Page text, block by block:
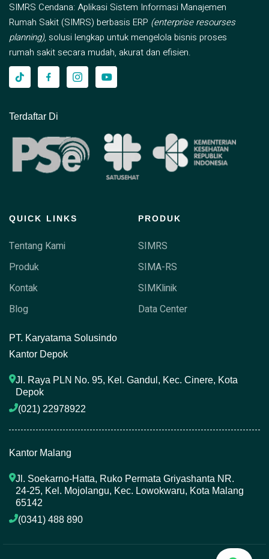
SIMRS Cendana: Aplikasi Sistem Informasi Manajemen
Rumah Sakit (SIMRS) berbasis ERP (enterprise resourses
planning), solusi lengkap untuk mengelola bisnis proses
rumah sakit secara mudah, akurat dan efisien.
Terdaftar Di
QUICK LINKS
Tentang Kami
Produk
Kontak
Blog
PRODUK
SIMRS
SIMA-RS
SIMKlinik
Data Center
PT. Karyatama Solusindo
Kantor Depok
Jl. Raya PLN No. 95, Kel. Gandul, Kec. Cinere, Kota
Depok
(021) 22978922
Kantor Malang
Jl. Soekarno-Hatta, Ruko Permata Griyashanta NR.
24-25, Kel. Mojolangu, Kec. Lowokwaru, Kota Malang
65142
(0341) 488 890